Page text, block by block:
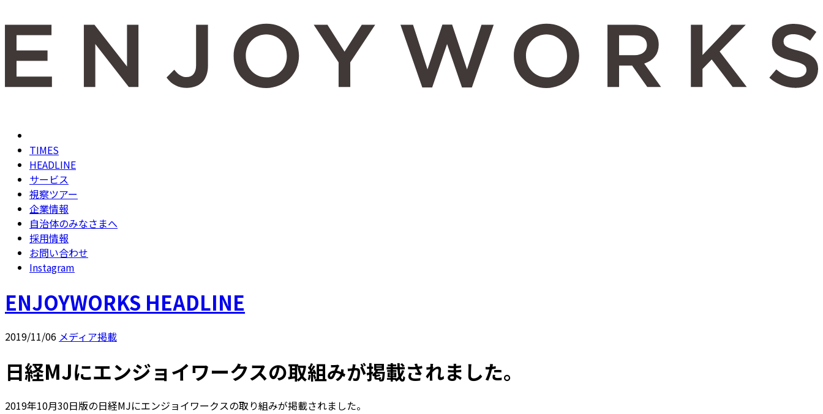
TIMES
HEADLINE
サービス
視察ツアー
企業情報
自治体のみなさまへ
採用情報
お問い合わせ
Instagram
ENJOYWORKS HEADLINE
2019/11/06 メディア掲載
日経MJにエンジョイワークスの取組みが掲載されました。
2019年10月30日版の日経MJにエンジョイワークスの取り組みが掲載されました。